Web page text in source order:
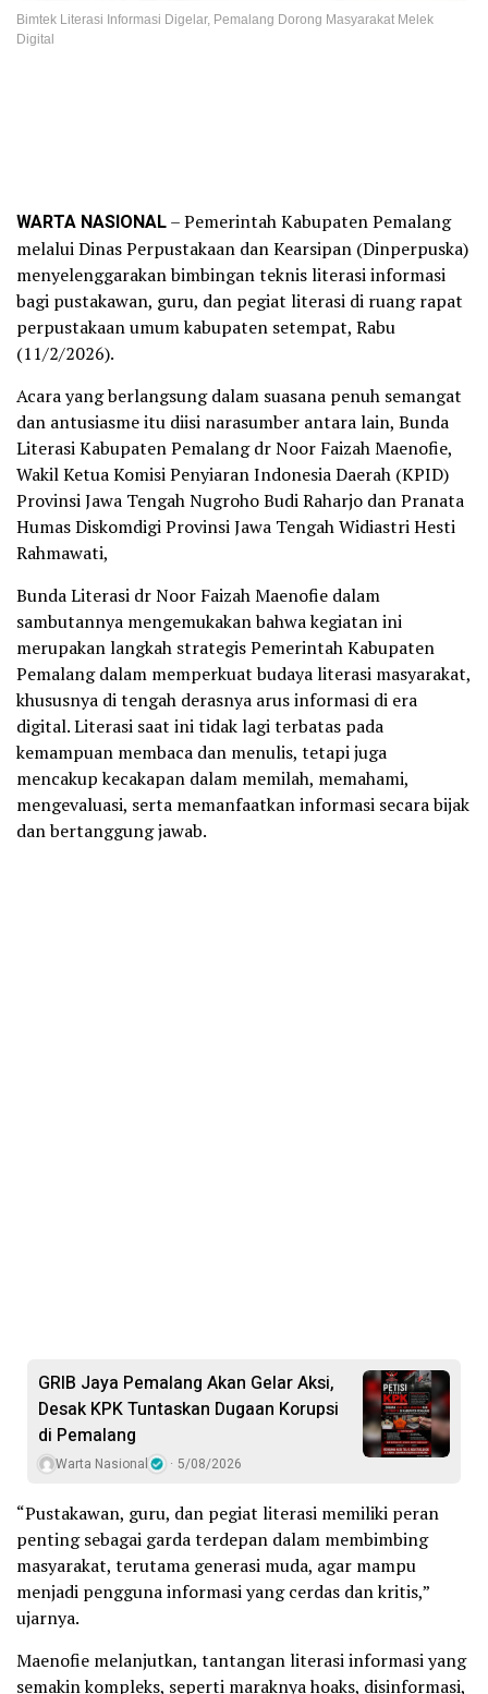
Bimtek Literasi Informasi Digelar, Pemalang Dorong Masyarakat Melek
Digital
WARTA NASIONAL– Pemerintah Kabupaten Pemalang
melalui Dinas Perpustakaan dan Kearsipan (Dinperpuska)
menyelenggarakan bimbingan teknis literasi informasi
bagi pustakawan, guru, dan pegiat literasi di ruang rapat
perpustakaan umum kabupaten setempat, Rabu
(11/2/2026).
Acara yang berlangsung dalam suasana penuh semangat
dan antusiasme itu diisi narasumber antara lain, Bunda
Literasi Kabupaten Pemalang dr Noor Faizah Maenofie,
Wakil Ketua Komisi Penyiaran Indonesia Daerah (KPID)
Provinsi Jawa Tengah Nugroho Budi Raharjo dan Pranata
Humas Diskomdigi Provinsi Jawa Tengah Widiastri Hesti
Rahmawati,
Bunda Literasi dr Noor Faizah Maenofie dalam
sambutannya mengemukakan bahwa kegiatan ini
merupakan langkah strategis Pemerintah Kabupaten
Pemalang dalam memperkuat budaya literasi masyarakat,
khususnya di tengah derasnya arus informasi di era
digital. Literasi saat ini tidak lagi terbatas pada
kemampuan membaca dan menulis, tetapi juga
mencakup kecakapan dalam memilah, memahami,
mengevaluasi, serta memanfaatkan informasi secara bijak
dan bertanggung jawab.
GRIB Jaya Pemalang Akan Gelar Aksi,
Desak KPK Tuntaskan Dugaan Korupsi
di Pemalang
Warta Nasional 5/08/2026
“Pustakawan, guru, dan pegiat literasi memiliki peran
penting sebagai garda terdepan dalam membimbing
masyarakat, terutama generasi muda, agar mampu
menjadi pengguna informasi yang cerdas dan kritis,”
ujarnya.
Maenofie melanjutkan, tantangan literasi informasi yang
semakin kompleks, seperti maraknya hoaks, disinformasi,